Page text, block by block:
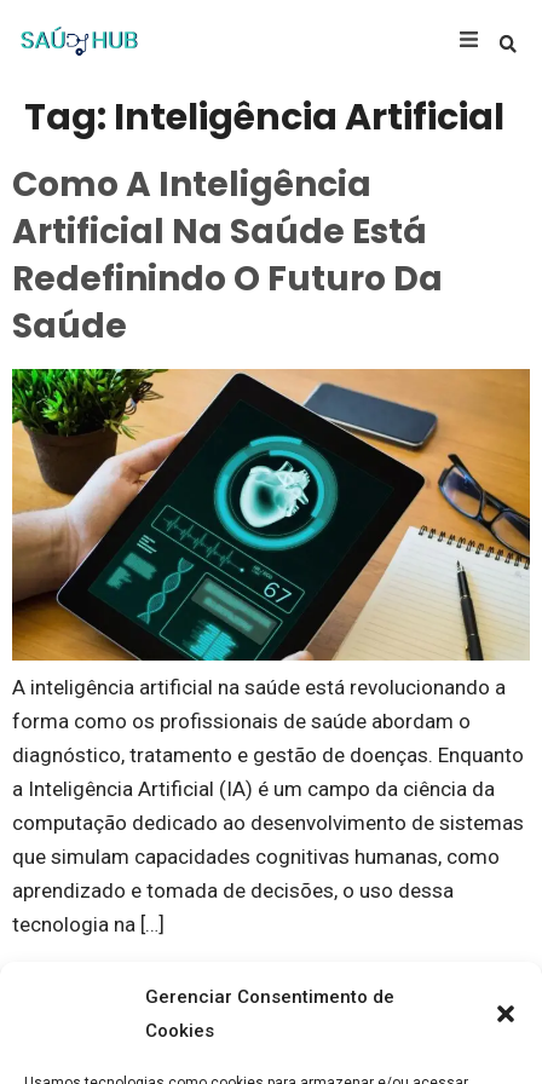
Gerenciar Consentimento de
Cookies
Tag: Inteligência Artificial
Como A Inteligência
Artificial Na Saúde Está
Redefinindo O Futuro Da
Saúde
A inteligência artificial na saúde está revolucionando a
forma como os profissionais de saúde abordam o
diagnóstico, tratamento e gestão de doenças. Enquanto
a Inteligência Artificial (IA) é um campo da ciência da
computação dedicado ao desenvolvimento de sistemas
que simulam capacidades cognitivas humanas, como
aprendizado e tomada de decisões, o uso dessa
tecnologia na […]